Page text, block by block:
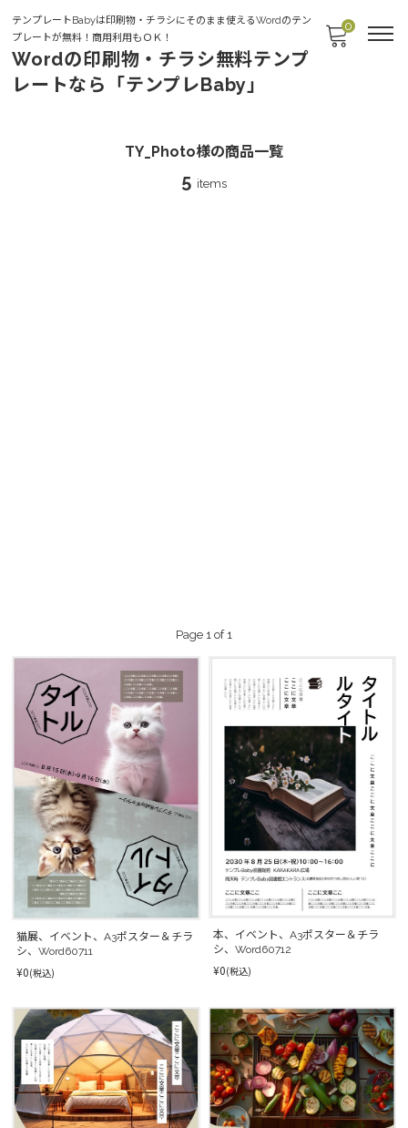
テンプレートBabyは印刷物・チラシにそのまま使えるWordのテン
プレートが無料！商用利用もＯＫ！
Wordの印刷物・チラシ無料テンプ
レートなら「テンプレBaby」
0
TY_Photo様の商品一覧
5 items
Page 1 of 1
猫展、イベント、A3ポスター＆チラ
シ、Word60711
¥0(税込)
本、イベント、A3ポスター＆チラ
シ、Word60712
¥0(税込)